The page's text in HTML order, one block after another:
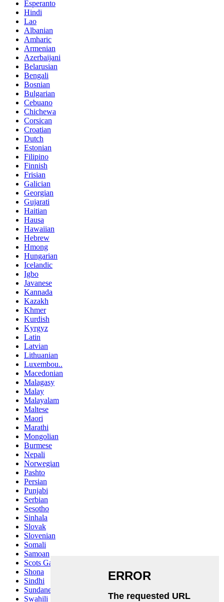
Esperanto
Hindi
Lao
Albanian
Amharic
Armenian
Azerbaijani
Belarusian
Bengali
Bosnian
Bulgarian
Cebuano
Chichewa
Corsican
Croatian
Dutch
Estonian
Filipino
Finnish
Frisian
Galician
Georgian
Gujarati
Haitian
Hausa
Hawaiian
Hebrew
Hmong
Hungarian
Icelandic
Igbo
Javanese
Kannada
Kazakh
Khmer
Kurdish
Kyrgyz
Latin
Latvian
Lithuanian
Luxembou..
Macedonian
Malagasy
Malay
Malayalam
Maltese
Maori
Marathi
Mongolian
Burmese
Nepali
Norwegian
Pashto
Persian
Punjabi
Serbian
Sesotho
Sinhala
Slovak
Slovenian
Somali
Samoan
Scots Gaelic
Shona
Sindhi
Sundanese
Swahili